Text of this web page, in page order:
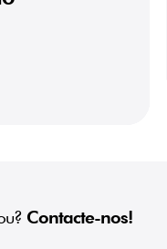
Contacte-nos!